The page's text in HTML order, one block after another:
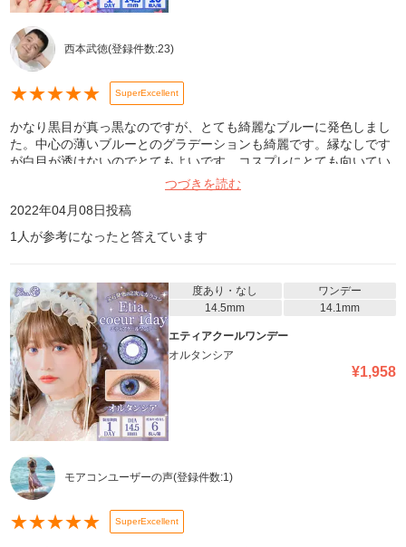
西本武徳(登録件数:23)
★★★★★ SuperExcellent
かなり黒目が真っ黒なのですが、とても綺麗なブルーに発色しまし
た。中心の薄いブルーとのグラデーションも綺麗です。縁なしです
が白目が透けないのでとてもよいです。コスプレにとても向いてい
つづきを読む
2022年04月08日投稿
1 人が参考になったと答えています
度あり・なし
ワンデー
14.5mm
14.1mm
エティアクールワンデー
オルタンシア
¥1,958
モアコンユーザーの声(登録件数:1)
★★★★★ SuperExcellent